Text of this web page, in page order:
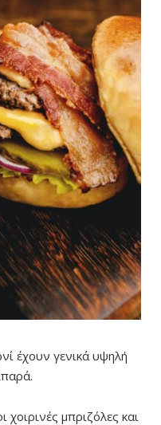
έχουν γενικά υψηλή
μπριζόλες και